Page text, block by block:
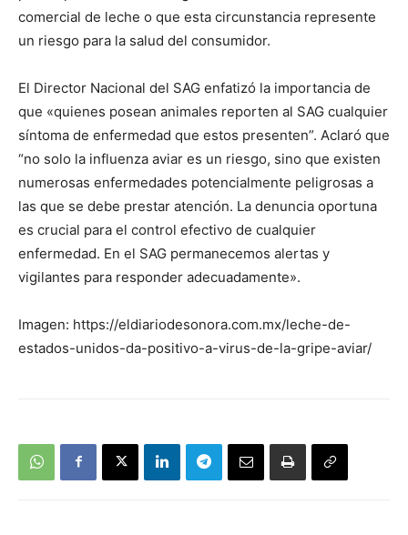
comercial de leche o que esta circunstancia represente
un riesgo para la salud del consumidor.
El Director Nacional del SAG enfatizó la importancia de
que «quienes posean animales reporten al SAG cualquier
síntoma de enfermedad que estos presenten”. Aclaró que
“no solo la influenza aviar es un riesgo, sino que existen
numerosas enfermedades potencialmente peligrosas a
las que se debe prestar atención. La denuncia oportuna
es crucial para el control efectivo de cualquier
enfermedad. En el SAG permanecemos alertas y
vigilantes para responder adecuadamente».
Imagen: https://eldiariodesonora.com.mx/leche-de-
estados-unidos-da-positivo-a-virus-de-la-gripe-aviar/